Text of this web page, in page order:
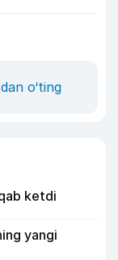
o‘ting
ketdi
yangi